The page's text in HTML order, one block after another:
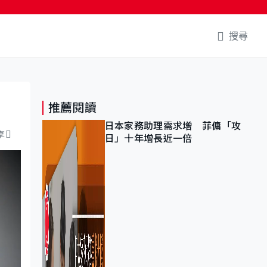
搜尋
推薦閱讀
日本家務助理需求增 菲傭「攻
日」十年增長近一倍